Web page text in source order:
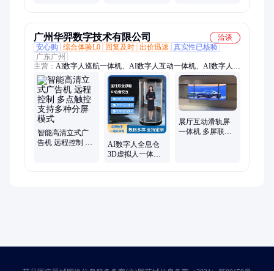
广州华羿数字技术有限公司
洽谈
安心购
综合体验L0 回复及时 出价迅速
真实性已核验
广东广州
主营： Al数字人巡航一体机、AI数字人互动一体机、AI数字人全
息仓、AI数字人全息柜、AI数字人自助一体机、AI数字人触摸
一体机、双面翻译机、滑轨屏、电动滑轨屏、互动滑轨屏、多屏
联动滑轨屏、LED开合滑轨屏、OLED透明屏、OLED柔性屏、
OLED双面屏、OLED柔性拼接屏、LED显示屏、COB小间距显
示屏、LED全彩屏、数字人液晶广告机、LED柔性屏、AI全息展
示柜、数字人自助终端一体机、AI数字人广告机、AI自助机
智能高清立式广
告机 远程控制 多
AI数字人全息仓
3D虚拟人一体机
展厅互动滑轨屏
一体机 多屏联动